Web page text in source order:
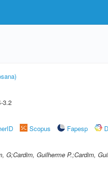
3.2
Scopus Fapesp
G;Cardim, Guilherme P.;Cardim,